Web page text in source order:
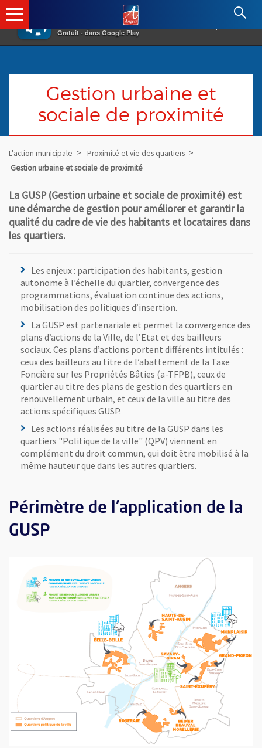
×
Gratuit - dans Google Play
Angers.fr : Retour à l'accueil
Gestion urbaine et
sociale de proximité
L'action municipale
Proximité et vie des quartiers
Gestion urbaine et sociale de proximité
La GUSP (Gestion urbaine et sociale de proximité) est
une démarche de gestion pour améliorer et garantir la
qualité du cadre de vie des habitants et locataires dans
les quartiers.
Les enjeux : participation des habitants, gestion
autonome à l’échelle du quartier, convergence des
programmations, évaluation continue des actions,
mobilisation des politiques d’insertion.
La GUSP est partenariale et permet la convergence des
plans d’actions de la Ville, de l’Etat et des bailleurs
sociaux. Ces plans d’actions portent différents intitulés :
ceux des bailleurs au titre de l’abattement de la Taxe
Foncière sur les Propriétés Bâties (a-TFPB), ceux de
quartier au titre des plans de gestion des quartiers en
renouvellement urbain, et ceux de la ville au titre des
actions spécifiques GUSP.
Les actions réalisées au titre de la GUSP dans les
quartiers "Politique de la ville" (QPV) viennent en
complément du droit commun, qui doit être mobilisé à la
même hauteur que dans les autres quartiers.
Périmètre de l'application de la
GUSP